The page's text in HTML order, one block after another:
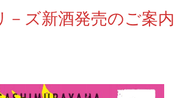
－ズ新酒発売のご案内